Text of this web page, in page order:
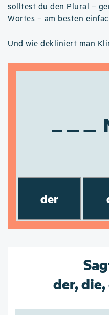
solltest du den Plural –
Wortes – am besten
Und wie dekliniert man
der
der,